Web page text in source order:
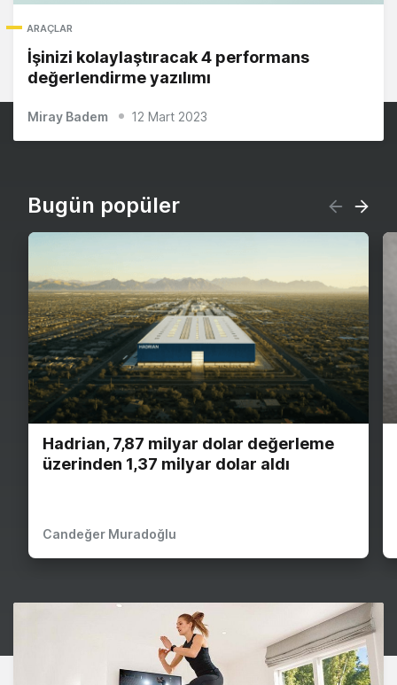
ARAÇLAR
İşinizi kolaylaştıracak 4 performans
değerlendirme yazılımı
Miray Badem 12 Mart 2023
Bugün popüler
Hadrian, 7,87 milyar dolar değerleme
üzerinden 1,37 milyar dolar aldı
Candeğer Muradoğlu